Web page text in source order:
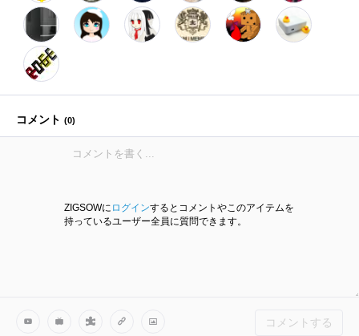
コメント (0)
ZIGSOWに ログインするとコメントやこのアイテムを
持っているユーザー全員に質問できます。
コメントする